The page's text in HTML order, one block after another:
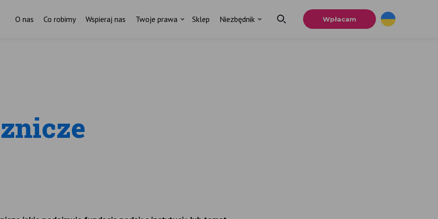
O nas Co robimy Wspieraj nas Twoje prawa Sklep Niezbędnik Wpłacam